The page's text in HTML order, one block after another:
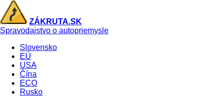
ZÁKRUTA.SK
Spravodajstvo o autopriemysle
Slovensko
EÚ
USA
Čína
ECO
Rusko